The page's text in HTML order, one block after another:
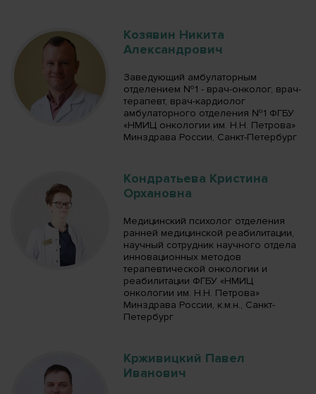
Козявин Никита
Александрович
Заведующий амбулаторным
отделением №1 - врач-онколог, врач-
терапевт, врач-кардиолог
амбулаторного отделения №1 ФГБУ
«НМИЦ онкологии им. Н.Н. Петрова»
Минздрава России, Санкт-Петербург
Кондратьева Кристина
Орхановна
Медицинский психолог отделения
ранней медицинской реабилитации,
научный сотрудник научного отдела
инновационных методов
терапевтической онкологии и
реабилитации ФГБУ «НМИЦ
онкологии им. Н.Н. Петрова»
Минздрава России, к.м.н., Санкт-
Петербург
Крживицкий Павел
Иванович